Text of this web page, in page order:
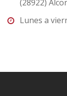
(28922)
Lunes a